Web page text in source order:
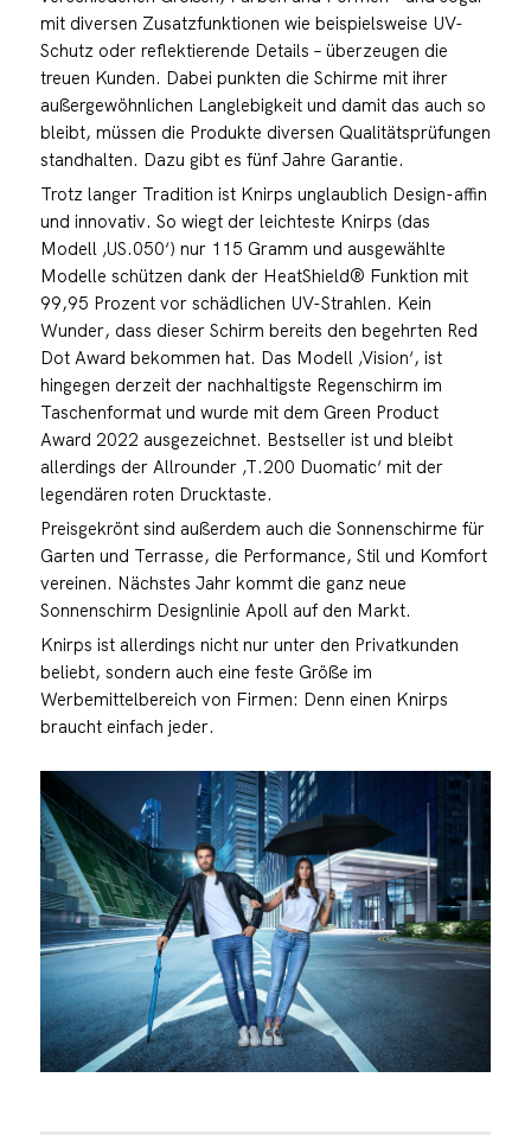
mit diversen Zusatzfunktionen wie beispielsweise UV-
Schutz oder reflektierende Details – überzeugen die
treuen Kunden. Dabei punkten die Schirme mit ihrer
außergewöhnlichen Langlebigkeit und damit das auch so
bleibt, müssen die Produkte diversen Qualitätsprüfungen
standhalten. Dazu gibt es fünf Jahre Garantie.
Trotz langer Tradition ist Knirps unglaublich Design-affin
und innovativ. So wiegt der leichteste Knirps (das
Modell ‚US.050‘) nur 115 Gramm und ausgewählte
Modelle schützen dank der HeatShield® Funktion mit
99,95 Prozent vor schädlichen UV-Strahlen. Kein
Wunder, dass dieser Schirm bereits den begehrten Red
Dot Award bekommen hat. Das Modell ‚Vision‘, ist
hingegen derzeit der nachhaltigste Regenschirm im
Taschenformat und wurde mit dem Green Product
Award 2022 ausgezeichnet. Bestseller ist und bleibt
allerdings der Allrounder ‚T.200 Duomatic‘ mit der
legendären roten Drucktaste.
Preisgekrönt sind außerdem auch die Sonnenschirme für
Garten und Terrasse, die Performance, Stil und Komfort
vereinen. Nächstes Jahr kommt die ganz neue
Sonnenschirm Designlinie Apoll auf den Markt.
Knirps ist allerdings nicht nur unter den Privatkunden
beliebt, sondern auch eine feste Größe im
Werbemittelbereich von Firmen: Denn einen Knirps
braucht einfach jeder.